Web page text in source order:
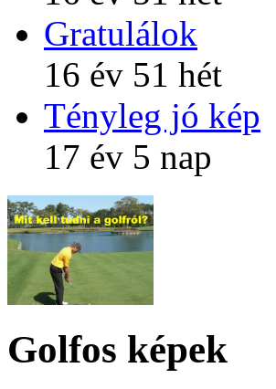
Gratulálok
16 év 51 hét
Tényleg jó kép
17 év 5 nap
Golfos képek